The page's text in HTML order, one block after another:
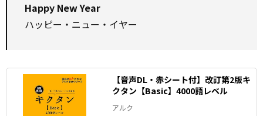
Happy New Year
ハッピー・ニュー・イヤー
【音声DL・赤シート付】改訂第2版キ
クタン【Basic】4000語レベル
アルク